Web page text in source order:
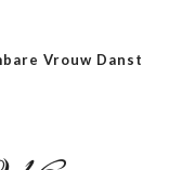
Vrouw Danst